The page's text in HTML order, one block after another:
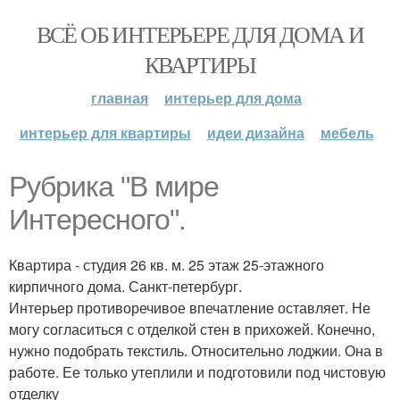
ВСЁ ОБ ИНТЕРЬЕРЕ ДЛЯ ДОМА И
КВАРТИРЫ
главная
интерьер для дома
интерьер для квартиры
идеи дизайна мебель
Рубрика "В мире
Интересного".
Квартира - студия 26 кв. м. 25 этаж 25-этажного
кирпичного дома. Санкт-петербург.
Интерьер противоречивое впечатление оставляет. Не
могу согласиться с отделкой стен в прихожей. Конечно,
нужно подобрать текстиль. Относительно лоджии. Она в
работе. Ее только утеплили и подготовили под чистовую
отделку